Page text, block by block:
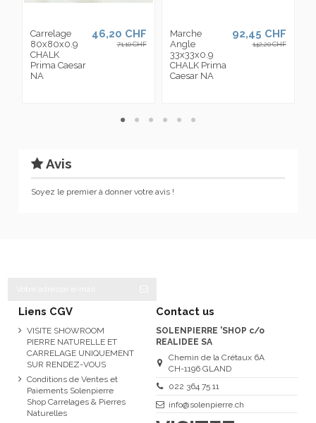
Carrelage
80x80x0.9
CHALK
Prima Caesar
NA
46,20 CHF
71,10 CHF
Marche
Angle
33x33x0.9
CHALK Prima
Caesar NA
92,45 CHF
142,20 CHF
Avis
Soyez le premier à donner votre avis !
Liens CGV
VISITE SHOWROOM
PIERRE NATURELLE ET
CARRELAGE UNIQUEMENT
SUR RENDEZ-VOUS
Conditions de Ventes et
Paiements Solenpierre
Shop Carrelages & Pierres
Naturelles
Contact us
SOLENPIERRE 'SHOP c/o
REALIDEE SA
Chemin de la Crétaux 6A
CH-1196 GLAND
022 364 75 11
info@solenpierre.ch